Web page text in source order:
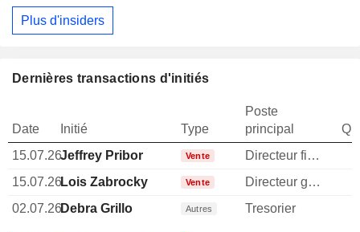
Plus d'insiders
Dernières transactions d'initiés
Date Initié Type
Poste
principal
15.07.26Jeffrey Pribor Vente Directeur financier
15.07.26Lois Zabrocky Vente Directeur general
02.07.26Debra Grillo Autres Tresorier